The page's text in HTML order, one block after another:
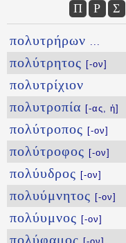
Π
Ρ Σ
πολυτρήρων ...
πολύτρητος [-ον]
πολυτρίχιον
πολυτροπία [-ας, ἡ]
πολύτροπος [-ον]
πολύτροφος [-ον]
πολύυδρος [-ον]
πολυύμνητος [-ον]
πολύυμνος [-ον]
πολύφαμος